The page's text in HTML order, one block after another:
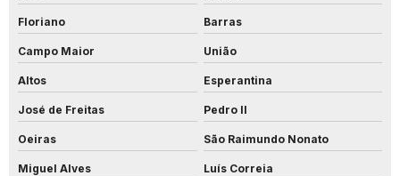
Floriano Barras
Campo Maior União
Altos Esperantina
José de Freitas Pedro II
Oeiras São Raimundo Nonato
Miguel Alves Luís Correia